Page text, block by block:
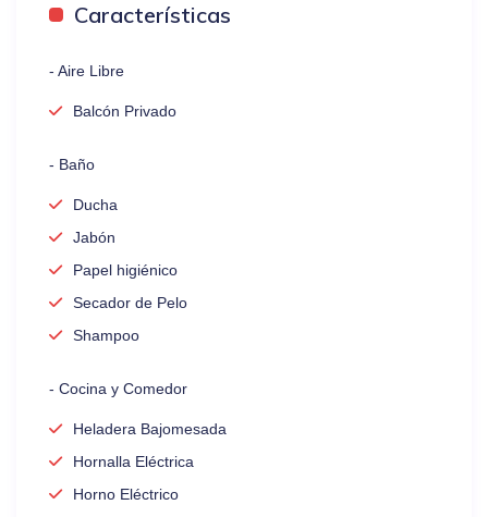
Características
- Aire Libre
Balcón Privado
- Baño
Ducha
Jabón
Papel higiénico
Secador de Pelo
Shampoo
- Cocina y Comedor
Heladera Bajomesada
Hornalla Eléctrica
Horno Eléctrico